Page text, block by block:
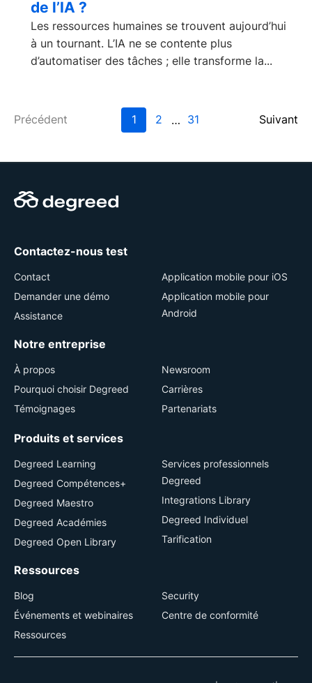
de l’IA ?
Les ressources humaines se trouvent aujourd’hui
à un tournant. L’IA ne se contente plus
d’automatiser des tâches ; elle transforme la...
Précédent 1 2 … 31 Suivant
Contactez-nous test
Contact
Demander une démo
Assistance
Application mobile pour iOS
Application mobile pour
Android
Notre entreprise
À propos
Pourquoi choisir Degreed
Témoignages
Newsroom
Carrières
Partenariats
Produits et services
Degreed Learning
Degreed Compétences+
Degreed Maestro
Degreed Académies
Degreed Open Library
Services professionnels
Degreed
Integrations Library
Degreed Individuel
Tarification
Ressources
Blog
Événements et webinaires
Ressources
Security
Centre de conformité